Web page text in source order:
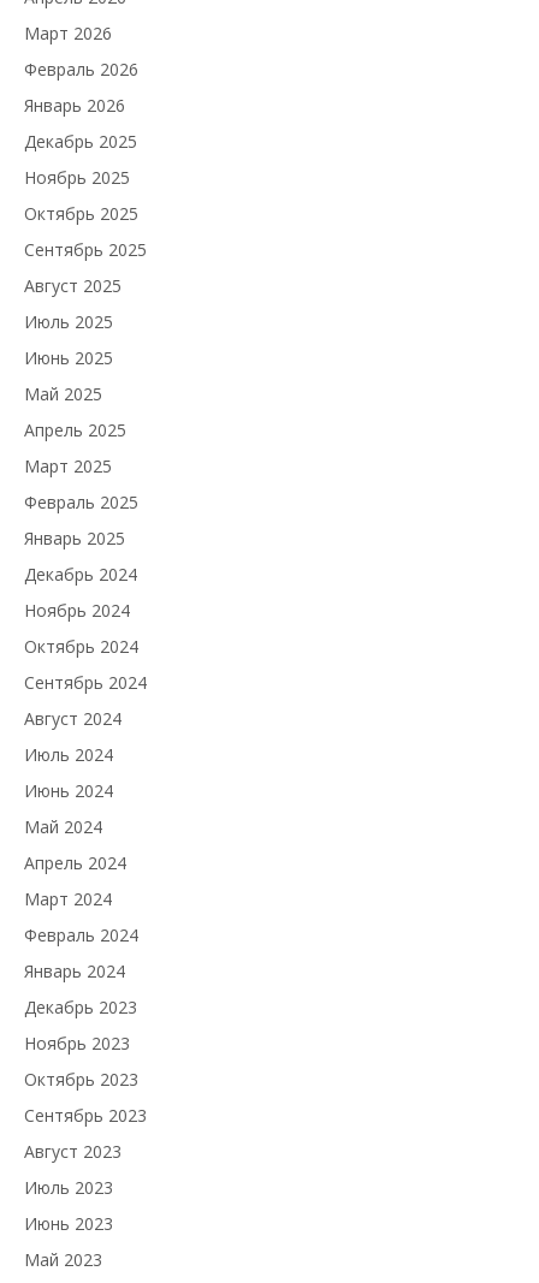
Март 2026
Февраль 2026
Январь 2026
Декабрь 2025
Ноябрь 2025
Октябрь 2025
Сентябрь 2025
Август 2025
Июль 2025
Июнь 2025
Май 2025
Апрель 2025
Март 2025
Февраль 2025
Январь 2025
Декабрь 2024
Ноябрь 2024
Октябрь 2024
Сентябрь 2024
Август 2024
Июль 2024
Июнь 2024
Май 2024
Апрель 2024
Март 2024
Февраль 2024
Январь 2024
Декабрь 2023
Ноябрь 2023
Октябрь 2023
Сентябрь 2023
Август 2023
Июль 2023
Июнь 2023
Май 2023